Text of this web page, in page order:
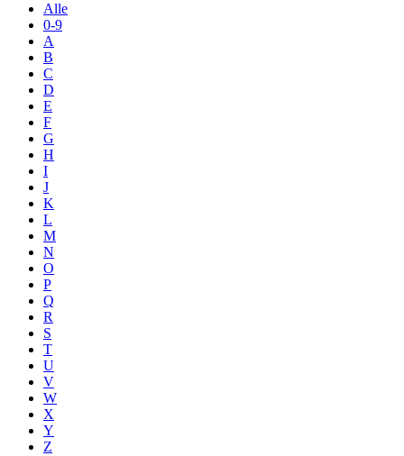
Alle
0-9
A
B
C
D
E
F
G
H
I
J
K
L
M
N
O
P
Q
R
S
T
U
V
W
X
Y
Z